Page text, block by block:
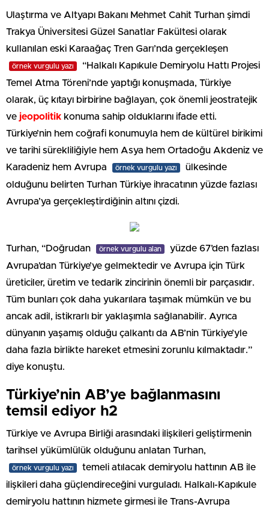
Ulaştırma ve Altyapı Bakanı Mehmet Cahit Turhan şimdi
Trakya Üniversitesi Güzel Sanatlar Fakültesi olarak
kullanılan eski Karaağaç Tren Garı’nda gerçekleşen
örnek vurgulu yazı
“Halkalı Kapıkule Demiryolu Hattı Projesi
Temel Atma Töreni’nde yaptığı konuşmada, Türkiye
olarak, üç kıtayı birbirine bağlayan, çok önemli jeostratejik
ve jeopolitik konuma sahip olduklarını ifade etti.
Türkiye’nin hem coğrafi konumuyla hem de kültürel birikimi
ve tarihi sürekliliğiyle hem Asya hem Ortadoğu Akdeniz ve
Karadeniz hem Avrupa
örnek vurgulu yazı
ülkesinde
olduğunu belirten Turhan Türkiye ihracatının yüzde fazlası
Avrupa’ya gerçekleştirdiğinin altını çizdi.
Turhan, “Doğrudan örnek vurgulu alan
yüzde 67’den fazlası
Avrupa’dan Türkiye’ye gelmektedir ve Avrupa için Türk
üreticiler, üretim ve tedarik zincirinin önemli bir parçasıdır.
Tüm bunları çok daha yukarılara taşımak mümkün ve bu
ancak adil, istikrarlı bir yaklaşımla sağlanabilir. Ayrıca
dünyanın yaşamış olduğu çalkantı da AB’nin Türkiye’yle
daha fazla birlikte hareket etmesini zorunlu kılmaktadır.”
diye konuştu.
Türkiye’nin AB’ye bağlanmasını
temsil ediyor h2
Türkiye ve Avrupa Birliği arasındaki ilişkileri geliştirmenin
tarihsel yükümlülük olduğunu anlatan Turhan,
örnek vurgulu yazı
temeli atılacak demiryolu hattının AB ile
ilişkileri daha güçlendireceğini vurguladı. Halkalı-Kapıkule
demiryolu hattının hizmete girmesi ile Trans-Avrupa